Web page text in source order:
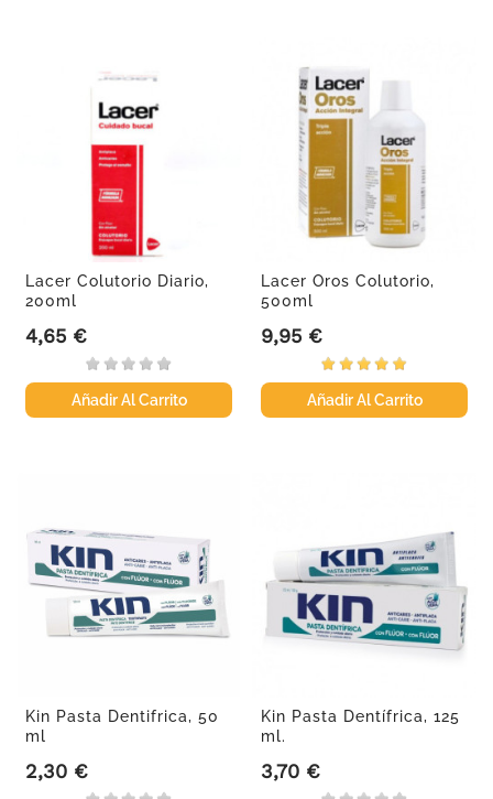
Lacer Colutorio Diario,
200ml
Precio
4,65 €
Añadir Al Carrito
Lacer Oros Colutorio,
500ml
Precio
9,95 €
Añadir Al Carrito
Kin Pasta Dentifrica, 50
ml
Precio
2,30 €
Kin Pasta Dentífrica, 125
ml.
Precio
3,70 €